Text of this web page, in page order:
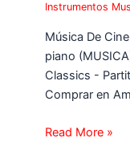
Instrumentos
Música De
piano
Classics -
Comprar en
Read More »